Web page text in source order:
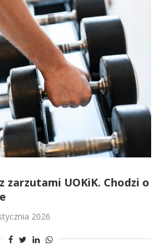
zarzutami UOKiK. Chodzi o
2026